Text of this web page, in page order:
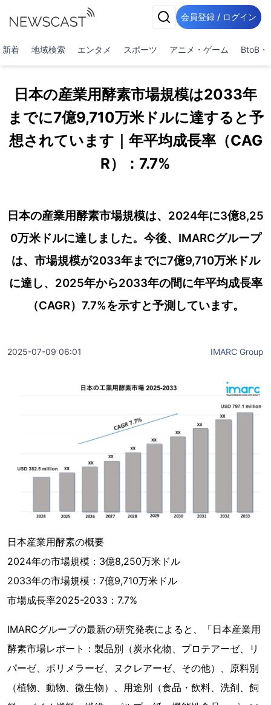
会員登録 / ログイン
新着 地域検索 エンタメ スポーツ アニメ・ゲーム BtoB・
日本の産業用酵素市場規模は2033年
までに7億9,710万米ドルに達すると予
想されています｜年平均成長率（CAG
R）：7.7%
日本の産業用酵素市場規模は、2024年に3億8,25
0万米ドルに達しました。今後、IMARCグループ
は、市場規模が2033年までに7億9,710万米ドル
に達し、2025年から2033年の間に年平均成長率
（CAGR）7.7%を示すと予測しています。
2025-07-09 06:01 IMARC Group
日本産業用酵素の概要
2024年の市場規模：3億8,250万米ドル
2033年の市場規模：7億9,710万米ドル
市場成長率2025-2033：7.7%
IMARCグループの最新の研究発表によると、「日本産業用
酵素市場レポート：製品別（炭水化物、プロテアーゼ、リ
パーゼ、ポリメラーゼ、ヌクレアーゼ、その他）、原料別
（植物、動物、微生物）、用途別（食品・飲料、洗剤、飼